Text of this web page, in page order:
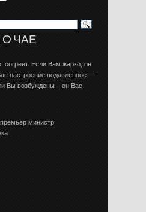
ЧАЕ
согреет. Если Вам жарко, он
настроение подавленное —
Вы возбуждены – он Вас
министр